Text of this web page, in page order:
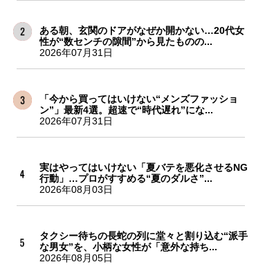
ある朝、玄関のドアがなぜか開かない…20代女
性が“数センチの隙間”から見たものの...
2026年07月31日
「今から買ってはいけない“メンズファッショ
ン”」最新4選。超速で“時代遅れ”にな...
2026年07月31日
実はやってはいけない「夏バテを悪化させるNG
行動」…プロがすすめる“夏のダルさ”...
2026年08月03日
タクシー待ちの長蛇の列に堂々と割り込む“派手
な男女”を、小柄な女性が「意外な持ち...
2026年08月05日